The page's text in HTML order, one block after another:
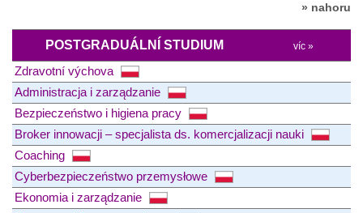
» nahoru
POSTGRADUÁLNÍ STUDIUM víc »
Zdravotní výchova
Administracja i zarządzanie
Bezpieczeństwo i higiena pracy
Broker innowacji – specjalista ds. komercjalizacji nauki
Coaching
Cyberbezpieczeństwo przemysłowe
Ekonomia i zarządzanie